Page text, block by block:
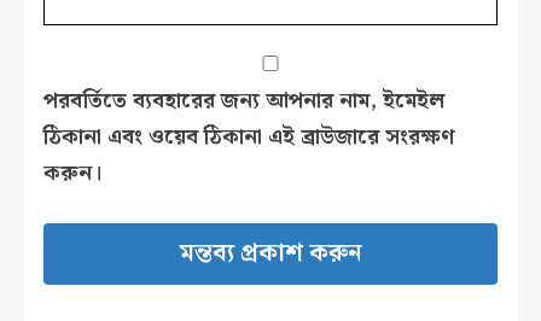
পরবর্তিতে ব্যবহারের জন্য আপনার নাম, ইমেইল
ঠিকানা এবং ওয়েব ঠিকানা এই ব্রাউজারে সংরক্ষণ
করুন।